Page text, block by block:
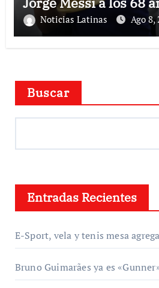
Noticias Latinas Ago 8,
Buscar
Entradas Recientes
E-Sport, vela y tenis mesa
Bruno Guimarães ya es